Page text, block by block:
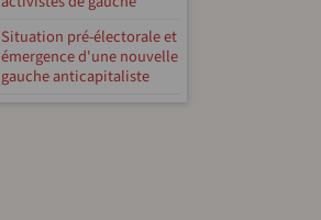
Situation pré-électorale et
émergence d'une nouvelle
gauche anticapitaliste